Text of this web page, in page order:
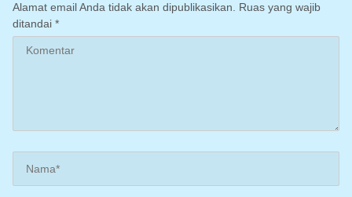
Alamat email Anda tidak akan dipublikasikan.
Ruas yang wajib
ditandai *